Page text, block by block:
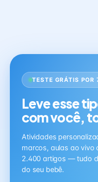
TESTE GRÁTIS POR
Leve esse
com você,
Atividades
marcos, aulas ao vivo
2.400 artigos — tudo
do seu bebê.